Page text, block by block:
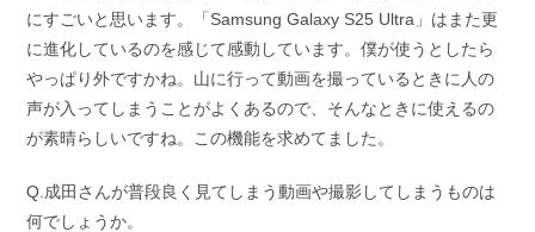
にすごいと思います。「Samsung Galaxy S25 Ultra」はまた更
に進化しているのを感じて感動しています。僕が使うとしたら
やっぱり外ですかね。山に行って動画を撮っているときに人の
声が入ってしまうことがよくあるので、そんなときに使えるの
が素晴らしいですね。この機能を求めてました。
Q.成田さんが普段良く見てしまう動画や撮影してしまうものは
何でしょうか。